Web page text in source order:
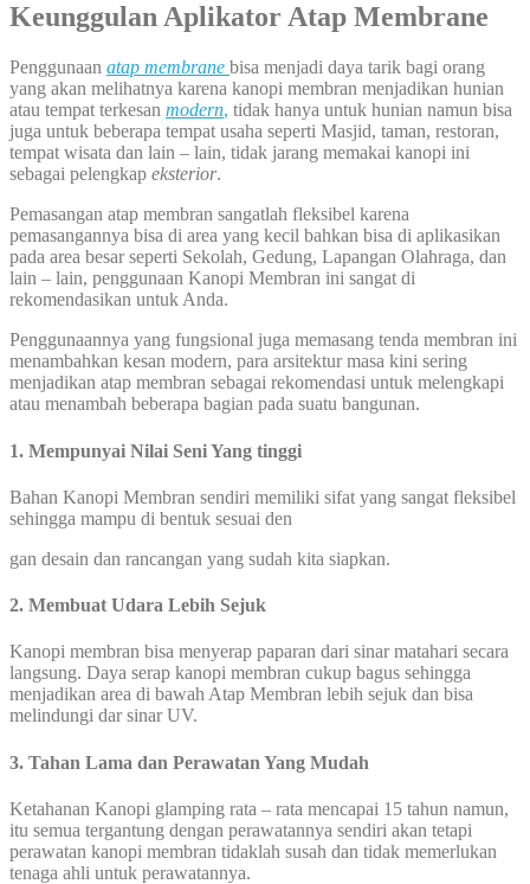
Keunggulan Aplikator Atap Membrane
Penggunaan atap membrane bisa menjadi daya tarik bagi orang
yang akan melihatnya karena kanopi membran menjadikan hunian
atau tempat terkesan modern, tidak hanya untuk hunian namun bisa
juga untuk beberapa tempat usaha seperti Masjid, taman, restoran,
tempat wisata dan lain – lain, tidak jarang memakai kanopi ini
sebagai pelengkap eksterior.
Pemasangan atap membran sangatlah fleksibel karena
pemasangannya bisa di area yang kecil bahkan bisa di aplikasikan
pada area besar seperti Sekolah, Gedung, Lapangan Olahraga, dan
lain – lain, penggunaan Kanopi Membran ini sangat di
rekomendasikan untuk Anda.
Penggunaannya yang fungsional juga memasang tenda membran ini
menambahkan kesan modern, para arsitektur masa kini sering
menjadikan atap membran sebagai rekomendasi untuk melengkapi
atau menambah beberapa bagian pada suatu bangunan.
1. Mempunyai Nilai Seni Yang tinggi
Bahan Kanopi Membran sendiri memiliki sifat yang sangat fleksibel
sehingga mampu di bentuk sesuai den
gan desain dan rancangan yang sudah kita siapkan.
2. Membuat Udara Lebih Sejuk
Kanopi membran bisa menyerap paparan dari sinar matahari secara
langsung. Daya serap kanopi membran cukup bagus sehingga
menjadikan area di bawah Atap Membran lebih sejuk dan bisa
melindungi dar sinar UV.
3. Tahan Lama dan Perawatan Yang Mudah
Ketahanan Kanopi glamping rata – rata mencapai 15 tahun namun,
itu semua tergantung dengan perawatannya sendiri akan tetapi
perawatan kanopi membran tidaklah susah dan tidak memerlukan
tenaga ahli untuk perawatannya.